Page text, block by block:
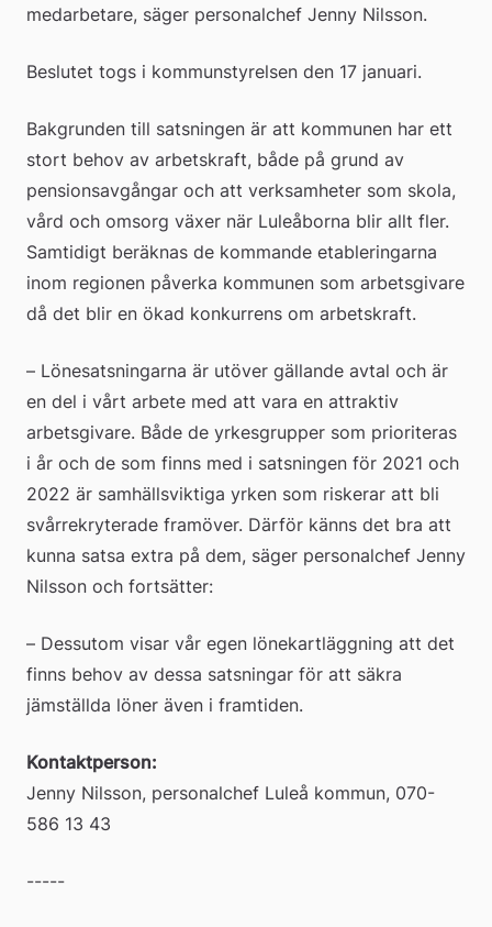
medarbetare, säger personalchef Jenny Nilsson.
Beslutet togs i kommunstyrelsen den 17 januari.
Bakgrunden till satsningen är att kommunen har ett
stort behov av arbetskraft, både på grund av
pensionsavgångar och att verksamheter som skola,
vård och omsorg växer när Luleåborna blir allt fler.
Samtidigt beräknas de kommande etableringarna
inom regionen påverka kommunen som arbetsgivare
då det blir en ökad konkurrens om arbetskraft.
– Lönesatsningarna är utöver gällande avtal och är
en del i vårt arbete med att vara en attraktiv
arbetsgivare. Både de yrkesgrupper som prioriteras
i år och de som finns med i satsningen för 2021 och
2022 är samhällsviktiga yrken som riskerar att bli
svårrekryterade framöver. Därför känns det bra att
kunna satsa extra på dem, säger personalchef Jenny
Nilsson och fortsätter:
– Dessutom visar vår egen lönekartläggning att det
finns behov av dessa satsningar för att säkra
jämställda löner även i framtiden.
Kontaktperson:
Jenny Nilsson, personalchef Luleå kommun, 070-
586 13 43
-----